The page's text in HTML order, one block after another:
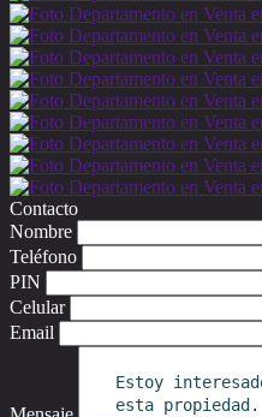
Contacto
Nombre
Teléfono
PIN
Celular
Email